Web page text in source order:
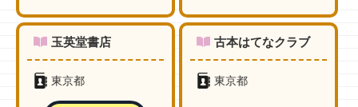
玉英堂書店
東京都
古本はてなクラブ
東京都